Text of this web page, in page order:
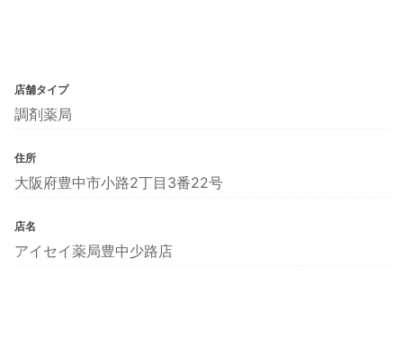
店舗タイプ
調剤薬局
住所
大阪府豊中市小路2丁目3番22号
店名
アイセイ薬局豊中少路店